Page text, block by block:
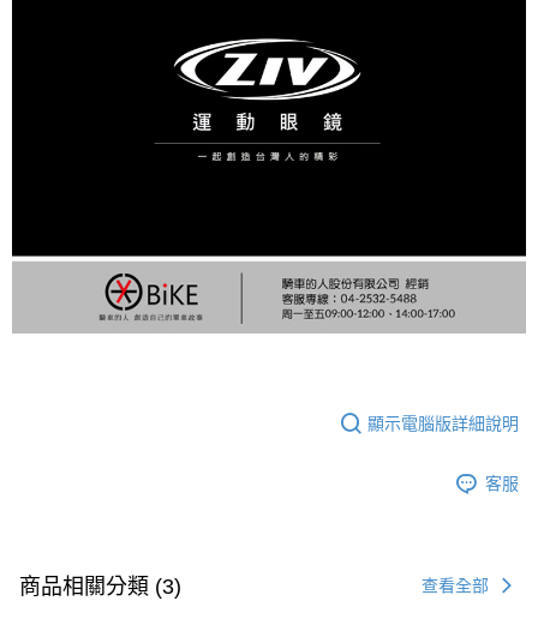
顯示電腦版詳細說明
客服
商品相關分類 (3) 查看全部